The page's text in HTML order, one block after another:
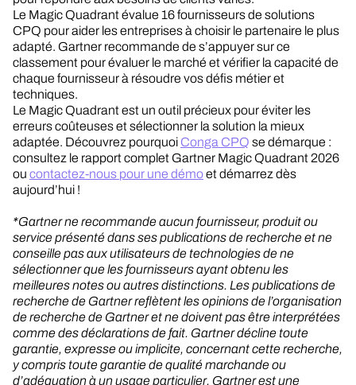
Le Magic Quadrant évalue 16 fournisseurs de solutions
CPQ pour aider les entreprises à choisir le partenaire le plus
adapté. Gartner recommande de s’appuyer sur ce
classement pour évaluer le marché et vérifier la capacité de
chaque fournisseur à résoudre vos défis métier et
techniques.
Le Magic Quadrant est un outil précieux pour éviter les
erreurs coûteuses et sélectionner la solution la mieux
adaptée. Découvrez pourquoi Conga CPQ se démarque :
consultez le rapport complet Gartner Magic Quadrant 2026
ou contactez-nous pour une démoet démarrez dès
aujourd’hui !
*Gartner ne recommande aucun fournisseur, produit ou
service présenté dans ses publications de recherche et ne
conseille pas aux utilisateurs de technologies de ne
sélectionner que les fournisseurs ayant obtenu les
meilleures notes ou autres distinctions. Les publications de
recherche de Gartner reflètent les opinions de l’organisation
de recherche de Gartner et ne doivent pas être interprétées
comme des déclarations de fait. Gartner décline toute
garantie, expresse ou implicite, concernant cette recherche,
y compris toute garantie de qualité marchande ou
d’adéquation à un usage particulier. Gartner est une